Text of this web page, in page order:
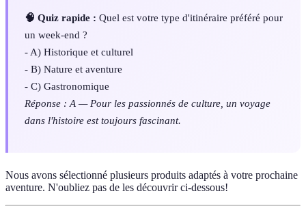
🧠 Quiz rapide : Quel est votre type d'itinéraire préféré pour
un week-end ?
- A) Historique et culturel
- B) Nature et aventure
- C) Gastronomique
Réponse : A — Pour les passionnés de culture, un voyage
dans l'histoire est toujours fascinant.
Nous avons sélectionné plusieurs produits adaptés à votre prochaine
aventure. N'oubliez pas de les découvrir ci-dessous!